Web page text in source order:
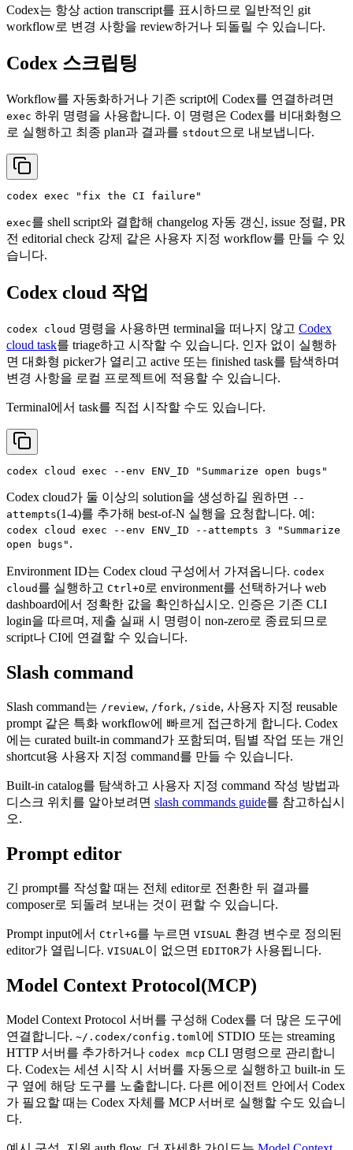
Codex는 항상 action transcript를 표시하므로 일반적인 git
workflow로 변경 사항을 review하거나 되돌릴 수 있습니다.
Codex 스크립팅
Workflow를 자동화하거나 기존 script에 Codex를 연결하려면
exec 하위 명령을 사용합니다. 이 명령은 Codex를 비대화형으
로 실행하고 최종 plan과 결과를 stdout 으로 내보냅니다.
codex exec "fix the CI failure"
exec를 shell script와 결합해 changelog 자동 갱신, issue 정렬, PR
전 editorial check 강제 같은 사용자 지정 workflow를 만들 수 있
습니다.
Codex cloud 작업
codex cloud 명령을 사용하면 terminal을 떠나지 않고 Codex
cloud task를 triage하고 시작할 수 있습니다. 인자 없이 실행하
면 대화형 picker가 열리고 active 또는 finished task를 탐색하며
변경 사항을 로컬 프로젝트에 적용할 수 있습니다.
Terminal에서 task를 직접 시작할 수도 있습니다.
codex cloud exec --env ENV_ID "Summarize open bugs"
Codex cloud가 둘 이상의 solution을 생성하길 원하면 --
attempts(1-4)를 추가해 best-of-N 실행을 요청합니다. 예:
codex cloud exec --env ENV_ID --attempts 3 "Summarize
open bugs" .
Environment ID는 Codex cloud 구성에서 가져옵니다. codex
cloud 를 실행하고 Ctrl+O 로 environment를 선택하거나 web
dashboard에서 정확한 값을 확인하십시오. 인증은 기존 CLI
login을 따르며, 제출 실패 시 명령이 non-zero로 종료되므로
script나 CI에 연결할 수 있습니다.
Slash command
Slash command는 /review, /fork, /side, 사용자 지정 reusable
prompt 같은 특화 workflow에 빠르게 접근하게 합니다. Codex
에는 curated built-in command가 포함되며, 팀별 작업 또는 개인
shortcut용 사용자 지정 command를 만들 수 있습니다.
Built-in catalog를 탐색하고 사용자 지정 command 작성 방법과
디스크 위치를 알아보려면 slash commands guide를 참고하십시
오.
Prompt editor
긴 prompt를 작성할 때는 전체 editor로 전환한 뒤 결과를
composer로 되돌려 보내는 것이 편할 수 있습니다.
Prompt input에서 Ctrl+G를 누르면 VISUAL
환경 변수로 정의된
editor가 열립니다. VISUAL 이 없으면 EDITOR가 사용됩니다.
Model Context Protocol(MCP)
Model Context Protocol 서버를 구성해 Codex를 더 많은 도구에
연결합니다. ~/.codex/config.toml 에 STDIO 또는 streaming
HTTP 서버를 추가하거나 codex mcp CLI 명령으로 관리합니
다. Codex는 세션 시작 시 서버를 자동으로 실행하고 built-in 도
구 옆에 해당 도구를 노출합니다. 다른 에이전트 안에서 Codex
가 필요할 때는 Codex 자체를 MCP 서버로 실행할 수도 있습니
다.